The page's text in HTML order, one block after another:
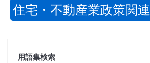
住宅・不動産業政策関連
用語集検索